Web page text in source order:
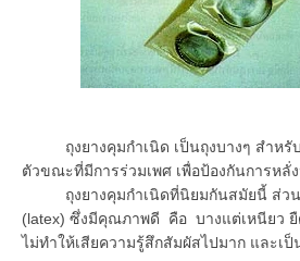
ถุงยางคุมกำเนิด เป็นถุงบางๆ สำหรับ
ตัวขณะที่มีการร่วมเพศ เพื่อป้องกันการหลั่
ถุงยางคุมกำเนิดที่นิยมกันสมัยนี้ ส่วนม
(latex) ซึ่งมีคุณภาพดี คือ บางแต่เหนียว ยื
ไม่ทำให้เสียความรู้สึกสัมผัสไปมาก และเ